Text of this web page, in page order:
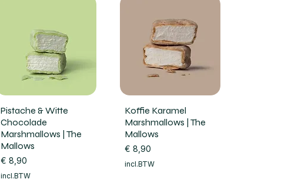
Pistache & Witte
Chocolade
Marshmallows | The
Mallows
Prijs
€ 8,90
incl.BTW
Koffie Karamel
Marshmallows | The
Mallows
Prijs
€ 8,90
incl.BTW